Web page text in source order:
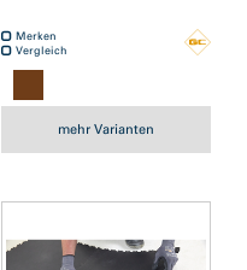
Merken
Vergleich
mehr Varianten